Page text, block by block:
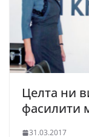
Целта ни
фасилити
31.03.2017